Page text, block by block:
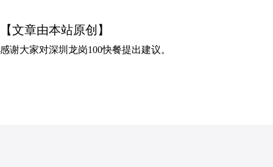
【文章由本站原创】
感谢大家对深圳龙岗100快餐提出建议。